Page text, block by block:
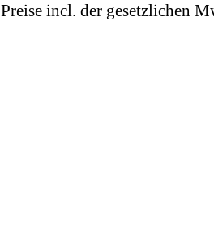
Preise incl. der gesetzlichen